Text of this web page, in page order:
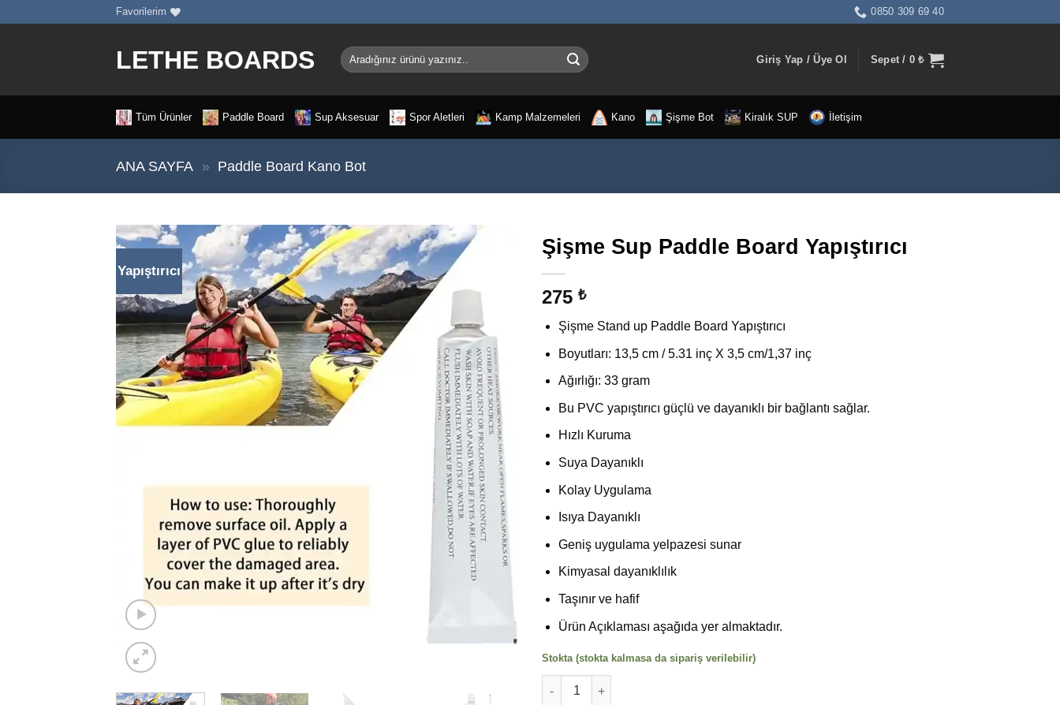
Favorilerim 0850 309 69 40
LETHE BOARDS Ara:
Giriş Yap / Üye Ol Sepet / 0₺
Tüm Ürünler Paddle Board Sup Aksesuar Spor Aletleri Kamp Malzemeleri Kano Şişme Bot Kiralık SUP İletişim
ANA SAYFA » Paddle Board Kano Bot
Yapıştırıcı
Şişme Sup Paddle Board Yapıştırıcı
275 ₺
Şişme Stand up Paddle Board Yapıştırıcı
Boyutları: 13,5 cm / 5.31 inç X 3,5 cm/1,37 inç
Ağırlığı: 33 gram
Bu PVC yapıştırıcı güçlü ve dayanıklı bir bağlantı sağlar.
Hızlı Kuruma
Suya Dayanıklı
Kolay Uygulama
Isıya Dayanıklı
Geniş uygulama yelpazesi sunar
Kimyasal dayanıklılık
Taşınır ve hafif
Ürün Açıklaması aşağıda yer almaktadır.
Stokta (stokta kalmasa da sipariş verilebilir)
Şişme Sup Paddle Board Yapıştırıcı adet